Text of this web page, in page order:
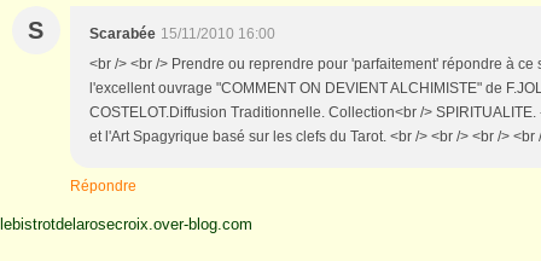
S Scarabée 15/11/2010 16:00
<br /> <br /> Prendre ou reprendre pour 'parfaitement' répondre à ce
l'excellent ouvrage "COMMENT ON DEVIENT ALCHIMISTE" de
COSTELOT.Diffusion Traditionnelle. Collection<br />
et l'Art Spagyrique basé sur les clefs du Tarot. <br /> <br /> <br /> <br
Répondre
lebistrotdelarosecroix.over-blog.com